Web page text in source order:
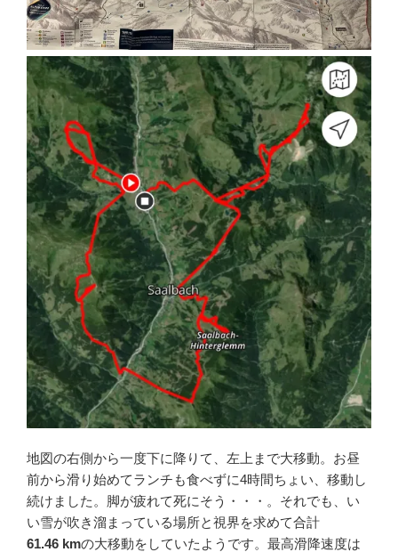
地図の右側から一度下に降りて、左上まで大移動。お昼
前から滑り始めてランチも食べずに4時間ちょい、移動し
続けました。脚が疲れて死にそう・・・。それでも、い
い雪が吹き溜まっている場所と視界を求めて合計
61.46 kmの大移動をしていたようです。最高滑降速度は